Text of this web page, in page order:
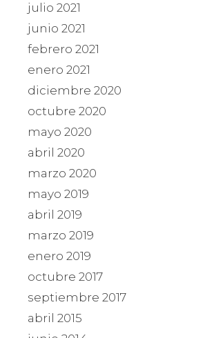
julio 2021
junio 2021
febrero 2021
enero 2021
diciembre 2020
octubre 2020
mayo 2020
abril 2020
marzo 2020
mayo 2019
abril 2019
marzo 2019
enero 2019
octubre 2017
septiembre 2017
abril 2015